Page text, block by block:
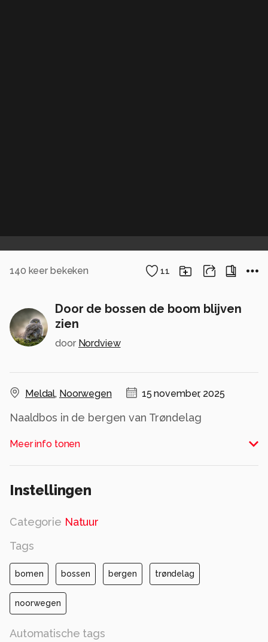
140 keer bekeken 11
Door de bossen de boom blijven
zien
door Nordview
Meldal, Noorwegen 15 november, 2025
Naaldbos in de bergen van Trøndelag
Alle rechten voorbehouden
Meer info tonen
Instellingen
Categorie Natuur
Tags
bomen bossen bergen trøndelag
noorwegen
Automatische tags